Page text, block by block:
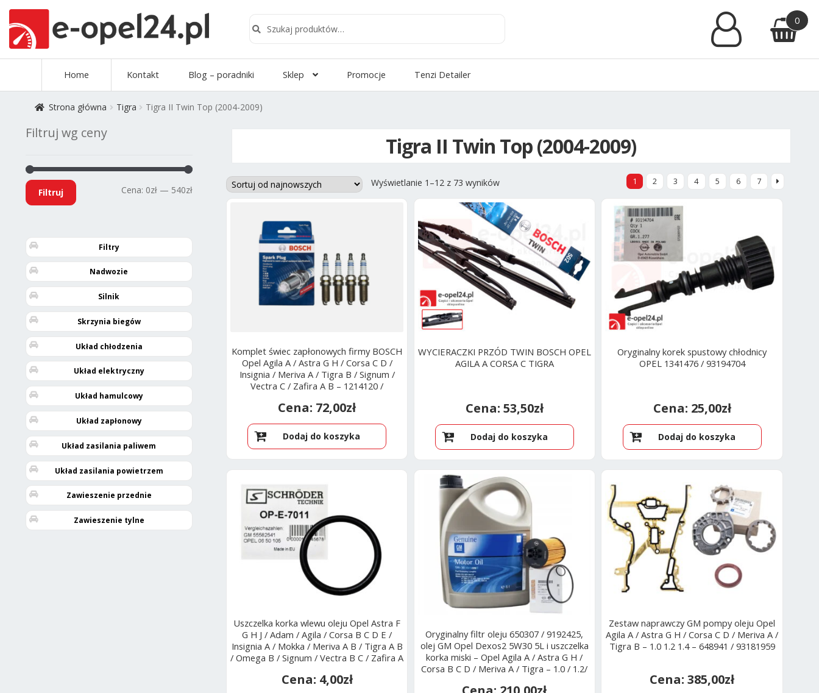
0
Home Kontakt Blog – poradniki Sklep Promocje Tenzi Detailer
Strona główna Tigra Tigra II Twin Top (2004-2009)
Tigra II Twin Top (2004-2009)
Wyświetlanie 1–12 z 73 wynikówPosortowane
najnowszych
1 2 3 4 5 6 7
Komplet świec zapłonowych firmy BOSCH
Opel Agila A / Astra G H / Corsa C D /
Insignia / Meriva A / Tigra B / Signum /
Vectra C / Zafira A B – 1214120 /
72,00zł
Dodaj do koszyka
WYCIERACZKI PRZÓD TWIN BOSCH OPEL
AGILA A CORSA C TIGRA
53,50zł
Dodaj do koszyka
Oryginalny korek spustowy chłodnicy
OPEL 1341476 / 93194704
25,00zł
Dodaj do koszyka
Uszczelka korka wlewu oleju Opel Astra F
G H J / Adam / Agila / Corsa B C D E /
Insignia A / Mokka / Meriva A B / Tigra A B
/ Omega B / Signum / Vectra B C / Zafira A
4,00zł
Oryginalny filtr oleju 650307 / 9192425,
olej GM Opel Dexos2 5W30 5L i uszczelka
korka miski – Opel Agila A / Astra G H /
Corsa B C D / Meriva A / Tigra – 1.0 / 1.2/
Zestaw naprawczy GM pompy oleju Opel
Agila A / Astra G H / Corsa C D / Meriva A /
Tigra B – 1.0 1.2 1.4 – 648941 / 93181959
385,00zł
Filtruj wg ceny
Cena
Cena
Filtruj Cena: 0zł— 540zł
Filtry
Nadwozie
Silnik
Skrzynia biegów
Układ chłodzenia
Układ elektryczny
Układ hamulcowy
Układ zapłonowy
Układ zasilania paliwem
Układ zasilania powietrzem
Zawieszenie przednie
Zawieszenie tylne